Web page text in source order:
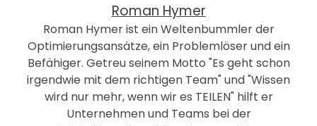
Roman Hymer
Roman Hymer ist ein Weltenbummler der
Optimierungsansätze, ein Problemlöser und ein
Befähiger. Getreu seinem Motto "Es geht schon
irgendwie mit dem richtigen Team" und "Wissen
wird nur mehr, wenn wir es TEILEN" hilft er
Unternehmen und Teams bei der